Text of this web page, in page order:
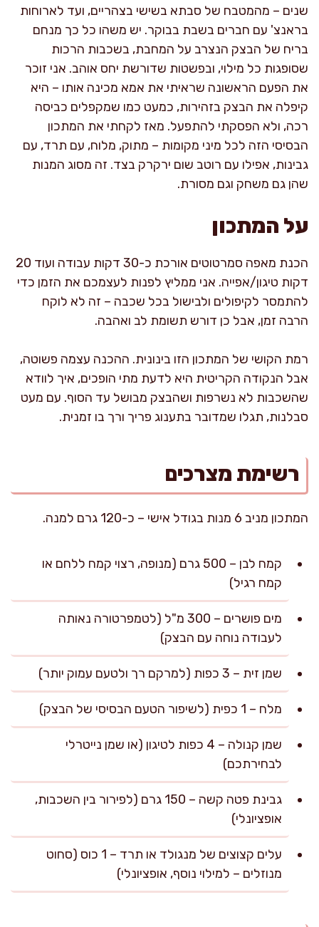
שנים – מהמטבח של סבתא בשישי בצהריים, ועד לארוחות
בראנצ' עם חברים בשבת בבוקר. יש משהו כל כך מנחם
בריח של הבצק הנצרב על המחבת, בשכבות הרכות
שסופגות כל מילוי, ובפשטות שדורשת יחס אוהב. אני זוכר
את הפעם הראשונה שראיתי את אמא מכינה אותו – היא
קיפלה את הבצק בזהירות, כמעט כמו שמקפלים כביסה
רכה, ולא הפסקתי להתפעל. מאז לקחתי את המתכון
הבסיסי הזה לכל מיני מקומות – מתוק, מלוח, עם תרד, עם
גבינות, אפילו עם רוטב שום ירקרק בצד. זה מסוג המנות
שהן גם משחק וגם מסורת.
על המתכון
הכנת מאפה סמרטוטים אורכת כ-30 דקות עבודה ועוד 20
דקות טיגון/אפייה. אני ממליץ לפנות לעצמכם את הזמן כדי
להתמסר לקיפולים ולבישול בכל שכבה – זה לא לוקח
הרבה זמן, אבל כן דורש תשומת לב ואהבה.
רמת הקושי של המתכון הזו בינונית. ההכנה עצמה פשוטה,
אבל הנקודה הקריטית היא לדעת מתי הופכים, איך לוודא
שהשכבות לא נשרפות ושהבצק מבושל עד הסוף. עם מעט
סבלנות, תגלו שמדובר בתענוג פריך ורך בו זמנית.
רשימת מצרכים
המתכון מניב 6 מנות בגודל אישי – כ-120 גרם למנה.
קמח לבן – 500 גרם (מנופה, רצוי קמח ללחם או
קמח רגיל)
מים פושרים – 300 מ"ל (לטמפרטורה נאותה
לעבודה נוחה עם הבצק)
שמן זית – 3 כפות (למרקם רך ולטעם עמוק יותר)
מלח – 1 כפית (לשיפור הטעם הבסיסי של הבצק)
שמן קנולה – 4 כפות לטיגון (או שמן נייטרלי
לבחירתכם)
גבינת פטה קשה – 150 גרם (לפירור בין השכבות,
אופציונלי)
עלים קצוצים של מנגולד או תרד – 1 כוס (סחוט
מנוזלים – למילוי נוסף, אופציונלי)